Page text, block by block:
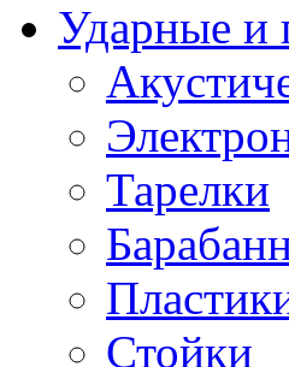
Ударные и
Тарелки
Стойки